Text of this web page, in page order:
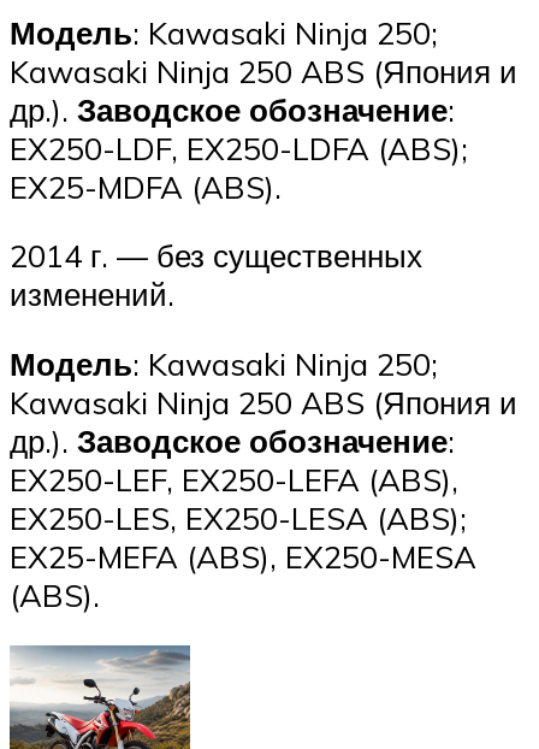
Модель: Kawasaki Ninja 250;
Kawasaki Ninja 250 ABS (Япония и
др.). Заводское обозначение:
EX250-LDF, EX250-LDFA (ABS);
EX25-MDFA (ABS).
2014 г. — без существенных
изменений.
Модель: Kawasaki Ninja 250;
Kawasaki Ninja 250 ABS (Япония и
др.). Заводское обозначение:
EX250-LEF, EX250-LEFA (ABS),
EX250-LES, EX250-LESA (ABS);
EX25-MEFA (ABS), EX250-MESA
(ABS).